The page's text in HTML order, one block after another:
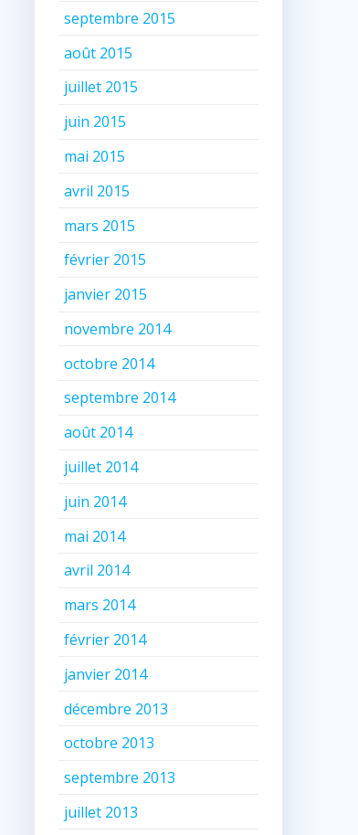
septembre 2015
août 2015
juillet 2015
juin 2015
mai 2015
avril 2015
mars 2015
février 2015
janvier 2015
novembre 2014
octobre 2014
septembre 2014
août 2014
juillet 2014
juin 2014
mai 2014
avril 2014
mars 2014
février 2014
janvier 2014
décembre 2013
octobre 2013
septembre 2013
juillet 2013